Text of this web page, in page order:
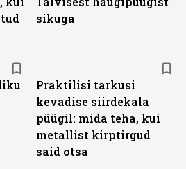
sikuga
Praktilisi tarkusi
kevadise siirdekala
püügil: mida teha, kui
metallist kirptirgud
said otsa